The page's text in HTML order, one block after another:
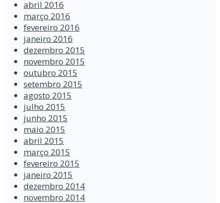
abril 2016
março 2016
fevereiro 2016
janeiro 2016
dezembro 2015
novembro 2015
outubro 2015
setembro 2015
agosto 2015
julho 2015
junho 2015
maio 2015
abril 2015
março 2015
fevereiro 2015
janeiro 2015
dezembro 2014
novembro 2014